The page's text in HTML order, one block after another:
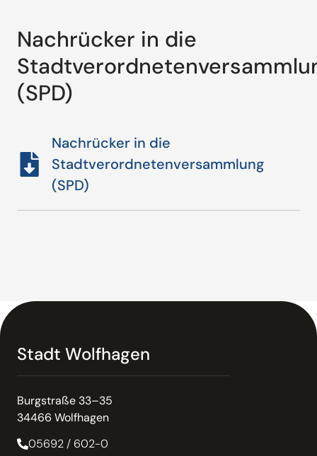
Nachrücker in die
(SPD)
Nachrücker in die
Stadtverordnetenversammlung
(SPD)
Stadt Wolfhagen
Burgstraße 33–35
34466 Wolfhagen
05692 / 602-0